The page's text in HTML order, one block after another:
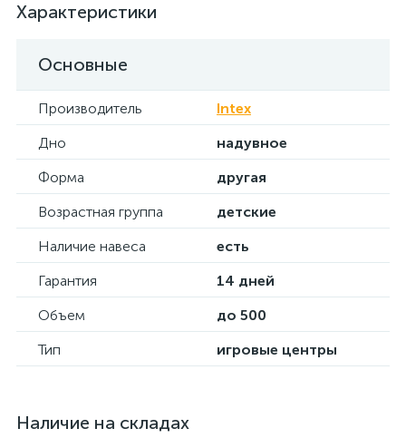
Характеристики
Основные
Производитель
Intex
Дно
надувное
Форма
другая
Возрастная группа
детские
Наличие навеса
есть
Гарантия
14 дней
Объем
до 500
Тип
игровые центры
Наличие на складах